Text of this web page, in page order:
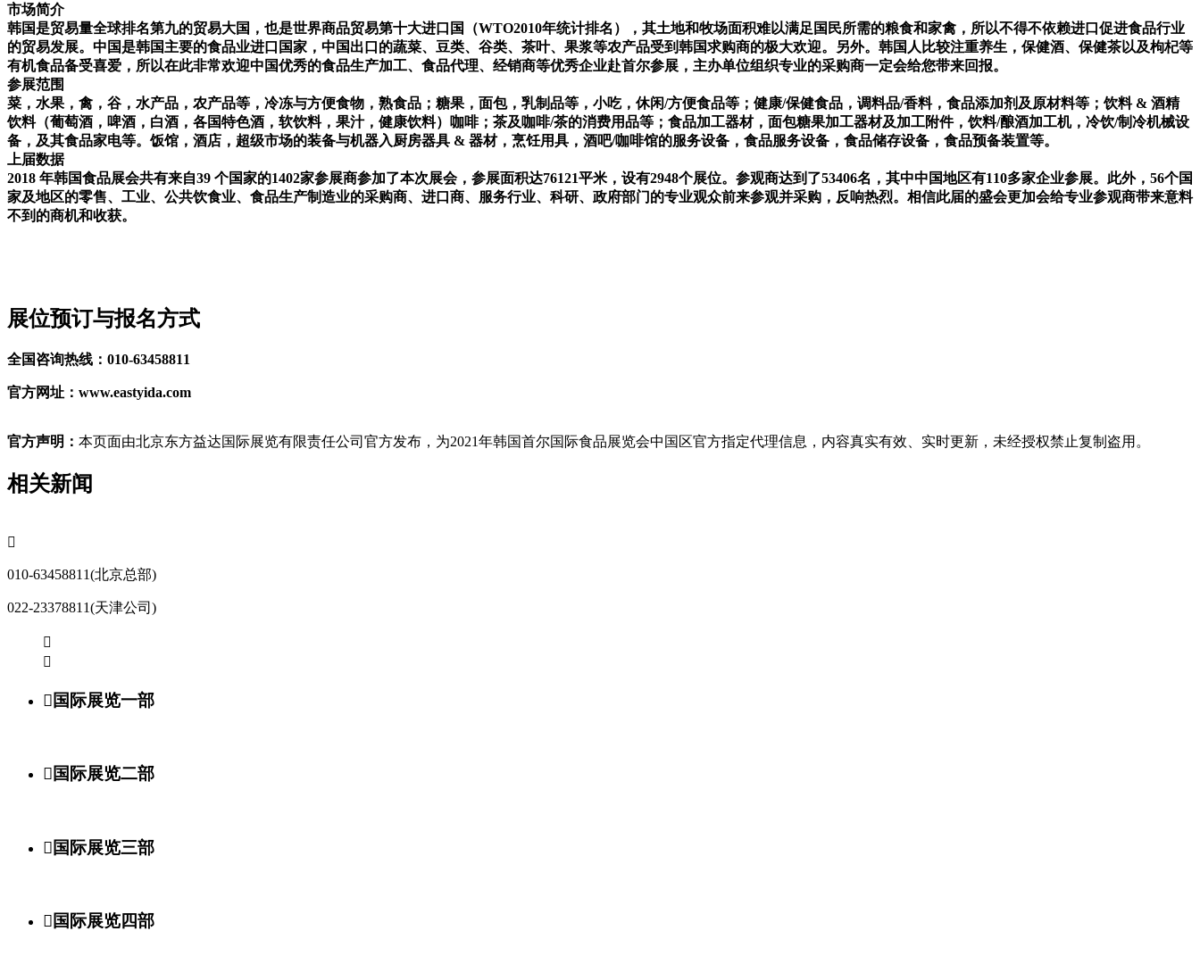
市场简介
韩国是贸易量全球排名第九的贸易大国，也是世界商品贸易第十大进口国（WTO2010年统计排名），其土地和牧场面积难以满足国民所需的粮食和家禽，所以不得不依赖进口促进食品行业
的贸易发展。中国是韩国主要的食品业进口国家，中国出口的蔬菜、豆类、谷类、茶叶、果浆等农产品受到韩国求购商的极大欢迎。另外。韩国人比较注重养生，保健酒、保健茶以及枸杞等
有机食品备受喜爱，所以在此非常欢迎中国优秀的食品生产加工、食品代理、经销商等优秀企业赴首尔参展，主办单位组织专业的采购商一定会给您带来回报。
参展范围
菜，水果，禽，谷，水产品，农产品等，冷冻与方便食物，熟食品；糖果，面包，乳制品等，小吃，休闲/方便食品等；健康/保健食品，调料品/香料，食品添加剂及原材料等；饮料 & 酒精
饮料（葡萄酒，啤酒，白酒，各国特色酒，软饮料，果汁，健康饮料）咖啡；茶及咖啡/茶的消费用品等；食品加工器材，面包糖果加工器材及加工附件，饮料/酿酒加工机，冷饮/制冷机械设
备，及其食品家电等。饭馆，酒店，超级市场的装备与机器入厨房器具 & 器材，烹饪用具，酒吧/咖啡馆的服务设备，食品服务设备，食品储存设备，食品预备装置等。
上届数据
2018 年韩国食品展会共有来自39 个国家的1402家参展商参加了本次展会，参展面积达76121平米，设有2948个展位。参观商达到了53406名，其中中国地区有110多家企业参展。此外，56个国
家及地区的零售、工业、公共饮食业、食品生产制造业的采购商、进口商、服务行业、科研、政府部门的专业观众前来参观并采购，反响热烈。相信此届的盛会更加会给专业参观商带来意料
不到的商机和收获。
展位预订与报名方式
全国咨询热线：010-63458811
官方网址：www.eastyida.com
官方声明： 本页面由北京东方益达国际展览有限责任公司官方发布，为2021年韩国首尔国际食品展览会中国区官方指定代理信息，内容真实有效、实时更新，未经授权禁止复制盗用。
相关新闻

010-63458811(北京总部)
022-23378811(天津公司)


国际展览一部
国际展览二部
国际展览三部
国际展览四部